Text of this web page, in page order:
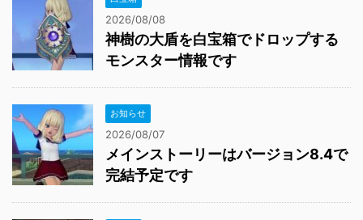
2026/08/08
神樹の大盾を白宝箱でドロップする
モンスター情報です
お知らせ
2026/08/07
メインストーリーはバージョン8.4で
完結予定です